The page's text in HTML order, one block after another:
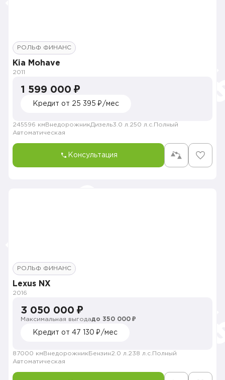
РОЛЬФ ФИНАНС
Kia Mohave
2011
1 599 000 ₽
Кредит от 25 395 ₽/мес
245596 км ВнедорожникДизель3.0 л. 250 л.с. Полный
Автоматическая
Консультация
РОЛЬФ ФИНАНС
Lexus NX
2016
3 050 000 ₽
Максимальная выгодадо 350 000 ₽
Кредит от 47 130 ₽/мес
87000 км Внедорожник Бензин2.0 л. 238 л.с. Полный
Автоматическая